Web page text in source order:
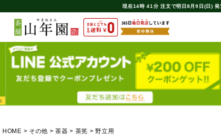
現在14時 41分 注文で明日8月9日(日) 発
HOME その他 茶器 茶筅 野立用